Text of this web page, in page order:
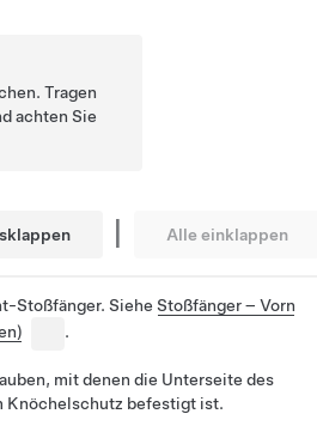
Tragen
achten Sie
| Alle einklappen
Stoßfänger. Siehe Stoßfänger – Vorn
.
mit denen die Unterseite des
Knöchelschutz befestigt ist.